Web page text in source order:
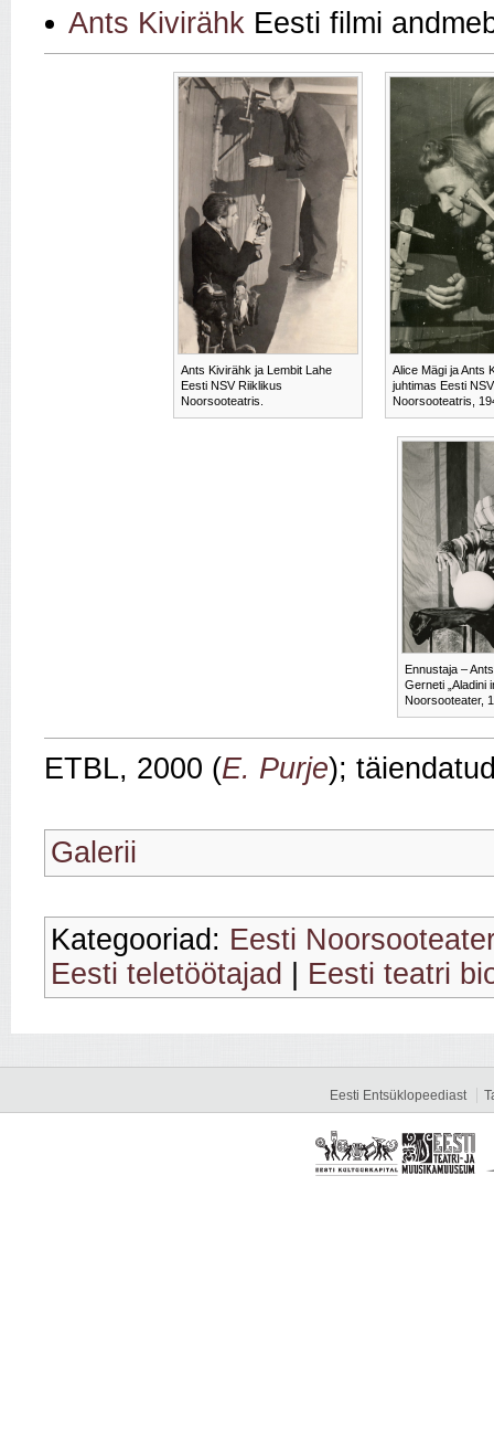
Ants Kivirähk Eesti filmi
Ants Kivirähk ja Lembit Lahe
Eesti NSV Riiklikus
Noorsooteatris.
Alice Mägi ja Ants
juhtimas Eesti
Noorsooteatris,
Ennustaja –
Gerneti „Aladini
Noorsooteater,
ETBL, 2000 (E. Purje);
Galerii
Kategooriad: Eesti
Eesti teletöötajad
Eesti teatri
Eesti Entsüklopeediast